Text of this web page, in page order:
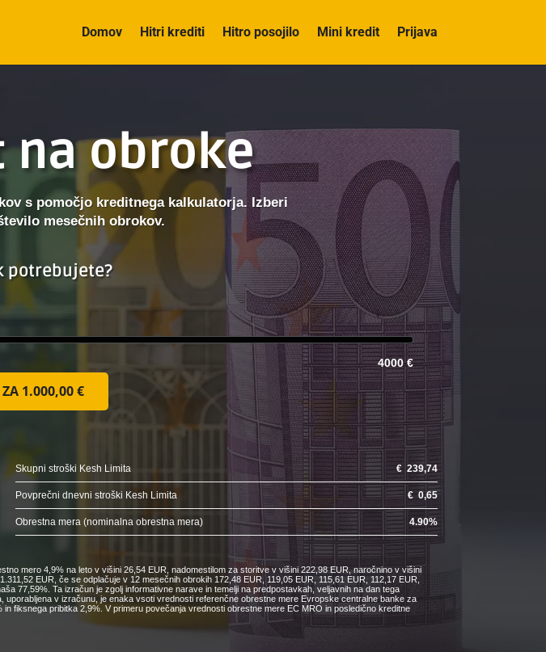
Domov Hitri krediti Hitro posojilo Mini kredit Prijava
obroke
s pomočjo kreditnega kalkulatorja. Izberi
mesečnih obrokov.
potrebujete?
4000 €
ZA 1.000,00 €
Skupni stroški Kesh Limita € 239,74
Povprečni dnevni stroški Kesh Limita €0,65
Obrestna mera (nominalna obrestna mera) 4.90%
mero 4,9% na leto v višini 26,54 EUR, nadomestilom za storitve v višini 222,98 EUR, naročnino v višini
EUR, če se odplačuje v 12 mesečnih obrokih 172,48 EUR, 119,05 EUR, 115,61 EUR, 112,17 EUR,
77,59%. Ta izračun je zgolj informativne narave in temelji na predpostavkah, veljavnih na dan tega
v izračunu, je enaka vsoti vrednosti referenčne obrestne mere Evropske centralne banke za
fiksnega pribitka 2,9%. V primeru povečanja vrednosti obrestne mere EC MRO in posledično kreditne